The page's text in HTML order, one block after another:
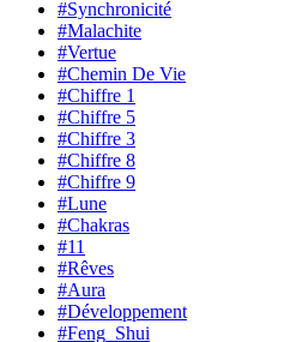
#Synchronicité
#Malachite
#Vertue
#Chemin De Vie
#Chiffre 1
#Chiffre 5
#Chiffre 3
#Chiffre 8
#Chiffre 9
#Lune
#Chakras
#11
#Rêves
#Aura
#Développement
#Feng_Shui